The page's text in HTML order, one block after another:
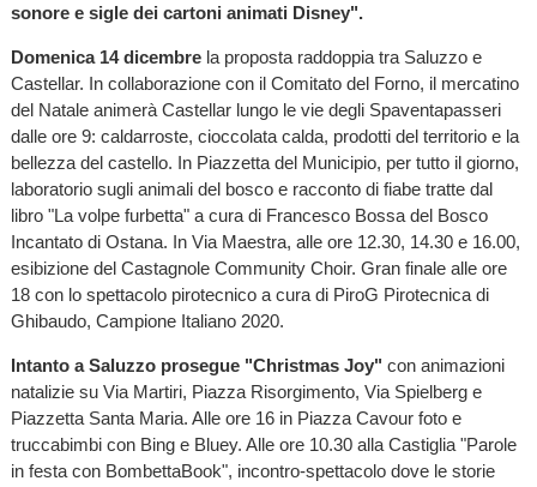
sonore e sigle dei cartoni animati Disney".
Domenica 14 dicembrela proposta raddoppia tra Saluzzo e
Castellar. In collaborazione con il Comitato del Forno, il mercatino
del Natale animerà Castellar lungo le vie degli Spaventapasseri
dalle ore 9: caldarroste, cioccolata calda, prodotti del territorio e la
bellezza del castello. In Piazzetta del Municipio, per tutto il giorno,
laboratorio sugli animali del bosco e racconto di fiabe tratte dal
libro "La volpe furbetta" a cura di Francesco Bossa del Bosco
Incantato di Ostana. In Via Maestra, alle ore 12.30, 14.30 e 16.00,
esibizione del Castagnole Community Choir. Gran finale alle ore
18 con lo spettacolo pirotecnico a cura di PiroG Pirotecnica di
Ghibaudo, Campione Italiano 2020.
Intanto a Saluzzo prosegue "Christmas Joy" con animazioni
natalizie su Via Martiri, Piazza Risorgimento, Via Spielberg e
Piazzetta Santa Maria. Alle ore 16 in Piazza Cavour foto e
truccabimbi con Bing e Bluey. Alle ore 10.30 alla Castiglia "Parole
in festa con BombettaBook", incontro-spettacolo dove le storie